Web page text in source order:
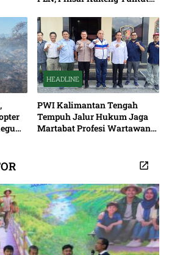
HEADLINE
PWI Kalimantan Tengah
Tempuh Jalur Hukum Jaga
Martabat Profesi Wartawan